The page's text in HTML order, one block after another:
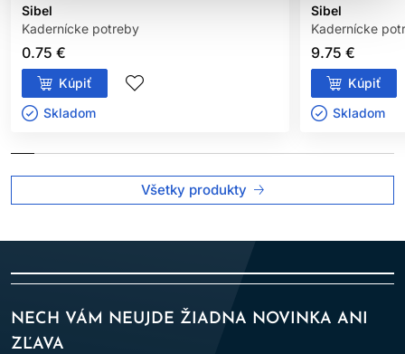
Sibel
Kadernícke potreby
0.75 €
Kúpiť
Skladom ㅤ
Sibel
Kadernícke
9.75 €
Kúpiť
Skladom ㅤ
Všetky produkty
NECH VÁM NEUJDE ŽIADNA NOVINKA ANI
ZĽAVA